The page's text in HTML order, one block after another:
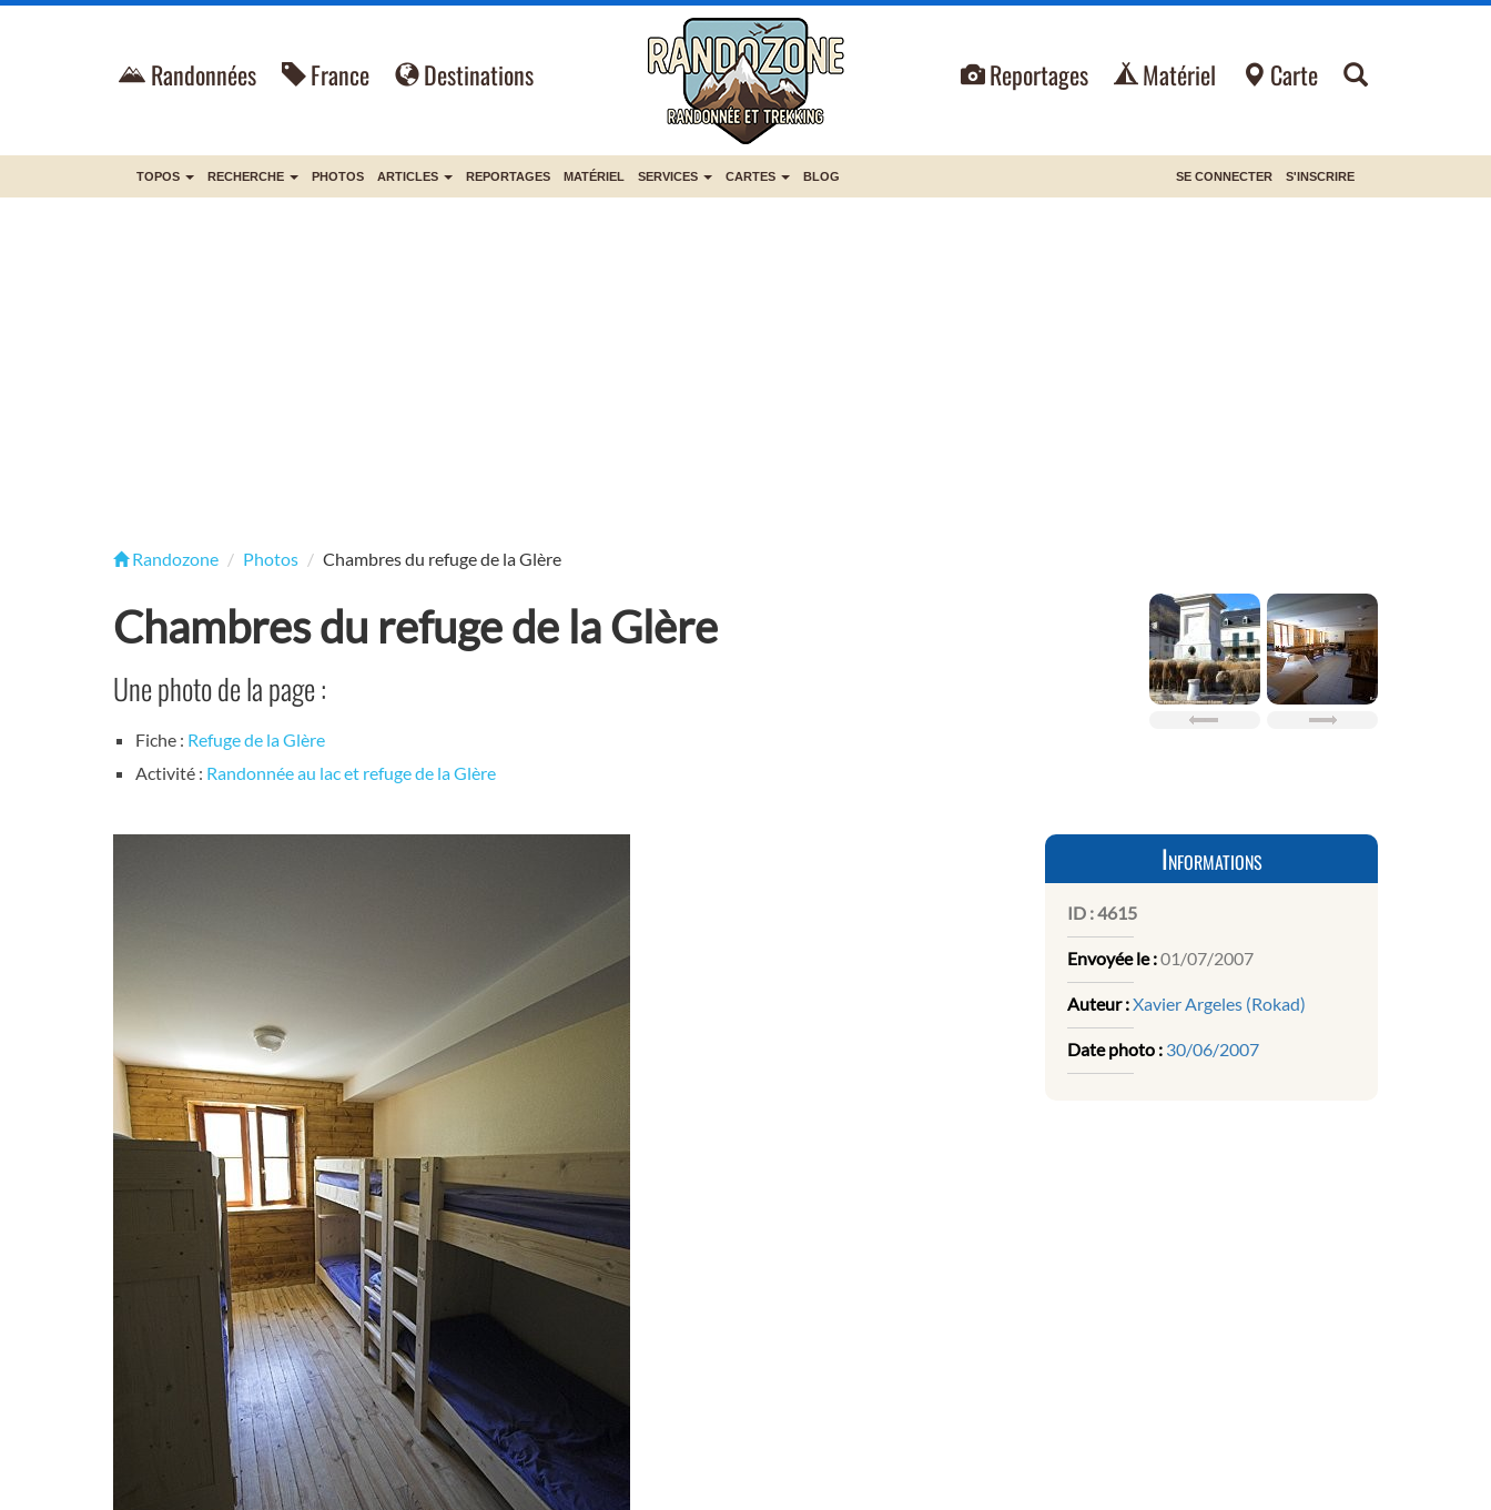
Randonnées France Destinations Reportages Matériel Carte
TOPOS RECHERCHE PHOTOS ARTICLES REPORTAGES MATÉRIEL SERVICES CARTES BLOG SE CONNECTER S'INSCRIRE
Randozone Photos Chambres du refuge de la Glère
Chambres du refuge de la Glère
Une photo de la page :
Fiche : Refuge de la Glère
Activité : Randonnée au lac et refuge de la Glère
Informations
ID :4615
Envoyée le :01/07/2007
Auteur :Xavier Argeles (Rokad)
Date photo : 30/06/2007